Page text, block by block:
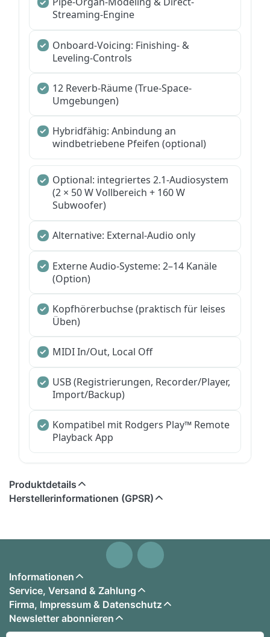
Streaming-Engine
Onboard-Voicing: Finishing- &
Leveling-Controls
12 Reverb-Räume (True-Space-
Umgebungen)
Hybridfähig: Anbindung an
windbetriebene Pfeifen (optional)
Optional: integriertes 2.1-Audiosystem
(2 × 50 W Vollbereich + 160 W
Subwoofer)
Alternative: External-Audio only
Externe Audio-Systeme: 2–14 Kanäle
(Option)
Kopfhörerbuchse (praktisch für leises
Üben)
MIDI In/Out, Local Off
USB (Registrierungen, Recorder/Player,
Import/Backup)
Kompatibel mit Rodgers Play™ Remote
Playback App
Produktdetails
Herstellerinformationen (GPSR)
Informationen
Service, Versand & Zahlung
Firma, Impressum & Datenschutz
Newsletter abonnieren